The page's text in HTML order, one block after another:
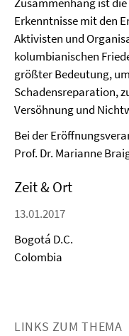
Zusammenhang ist
Erkenntnisse mit den
Aktivisten und
kolumbianischen
größter Bedeutung,
Schadensreparation,
Versöhnung und
Bei der
Prof. Dr. Marianne
Zeit & Ort
13.01.2017
Bogotá D.C.
Colombia
LINKS ZUM THEMA